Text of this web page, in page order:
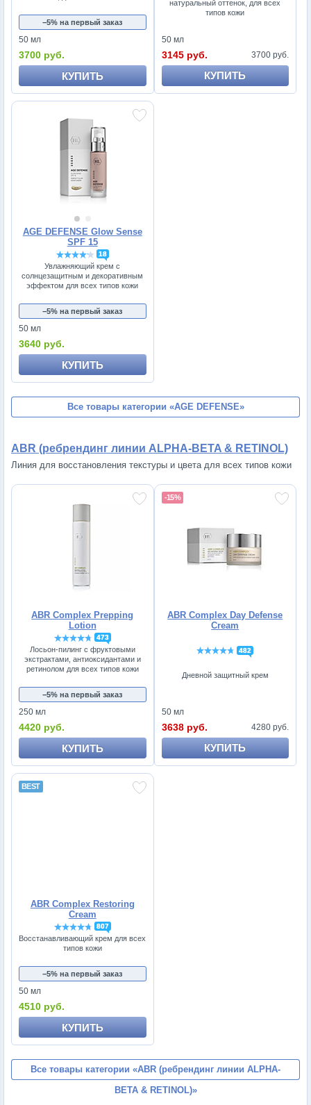
−5% на первый заказ
50 мл
3700 руб.
КУПИТЬ
натуральный оттенок, для всех
типов кожи
50 мл
3145 руб. 3700 руб.
КУПИТЬ
AGE DEFENSE Glow Sense
SPF 15
18
Увлажняющий крем с
солнцезащитным и декоративным
эффектом для всех типов кожи
−5% на первый заказ
50 мл
3640 руб.
КУПИТЬ
Все товары категории «AGE DEFENSE»
ABR (ребрендинг линии ALPHA-BETA & RETINOL)
Линия для восстановления текстуры и цвета для всех типов кожи
ABR Complex Prepping
Lotion
473
Лосьон-пилинг с фруктовыми
экстрактами, антиоксидантами и
ретинолом для всех типов кожи
−5% на первый заказ
250 мл
4420 руб.
КУПИТЬ
ABR Complex Day Defense
Cream
482
Дневной защитный крем
-15%
50 мл
3638 руб. 4280 руб.
КУПИТЬ
ABR Complex Restoring
Cream
807
Восстанавливающий крем для всех
типов кожи
−5% на первый заказ
50 мл
4510 руб.
КУПИТЬ
Все товары категории «ABR (ребрендинг линии ALPHA-
BETA & RETINOL)»